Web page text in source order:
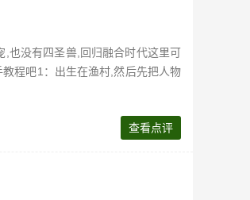
也没有四圣兽,回归融合时代这里可
程吧1：出生在渔村,然后先把人物
查看点评